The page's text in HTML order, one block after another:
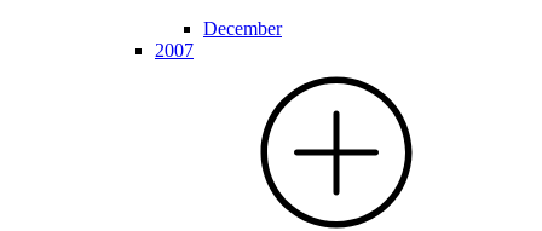
December
2007